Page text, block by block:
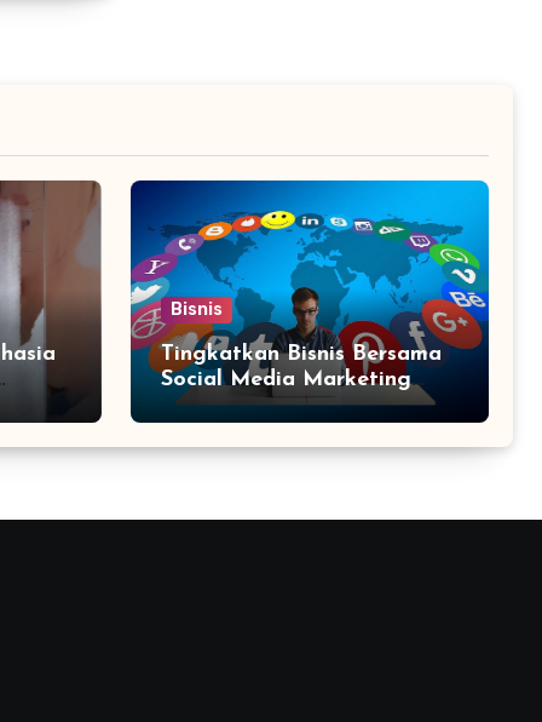
Bisnis
Tingkatkan Bisnis Bersama
Social Media Marketing
Agency